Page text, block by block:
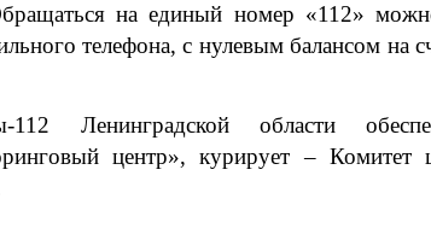
на единый номер «112»
телефона, с нулевым балансом на
112 Ленинградской области
центр», курирует – Комитет